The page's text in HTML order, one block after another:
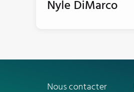
Nyle DiMarco
Nous contacter